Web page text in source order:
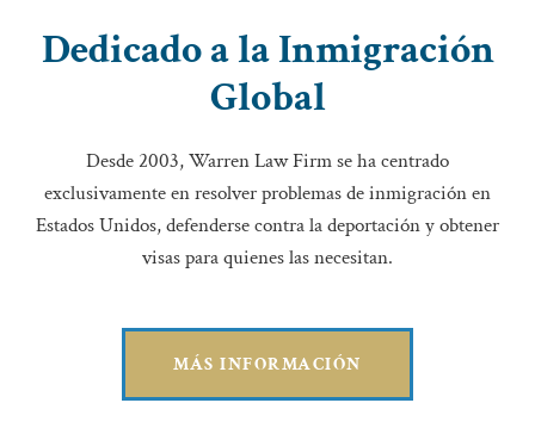
Dedicado a la Inmigración
Global
Desde 2003, Warren Law Firm se ha centrado
exclusivamente en resolver problemas de inmigración en
Estados Unidos, defenderse contra la deportación y obtener
visas para quienes las necesitan.
MÁS INFORMACIÓN